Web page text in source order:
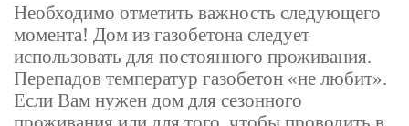
Необходимо отметить важность следующего
момента! Дом из газобетона следует
использовать для постоянного проживания.
Перепадов температур газобетон «не любит».
Если Вам нужен дом для сезонного